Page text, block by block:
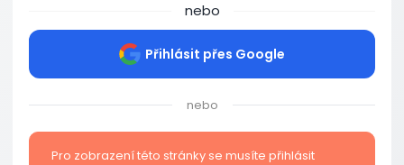
nebo
Přihlásit přes Google
nebo
Pro zobrazení této stránky se musíte přihlásit